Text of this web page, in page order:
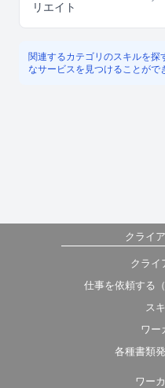
リエイト
関連するカテゴリのスキルを
なサービスを見つけることがで
クライ
クライ
仕事を依頼する
ス
ワー
各種書類
ワー